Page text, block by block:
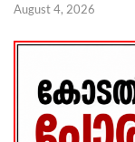
August 4, 2026